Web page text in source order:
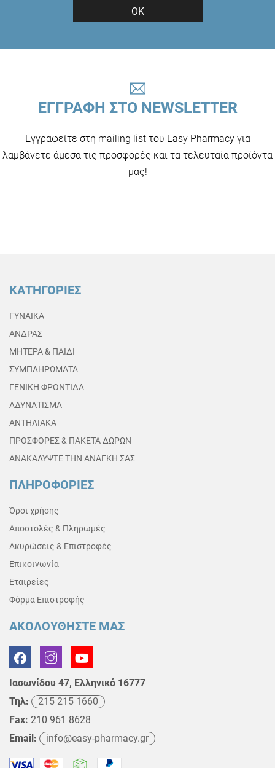
ΟΚ
ΕΓΓΡΑΦΗ ΣΤΟ NEWSLETTER
Εγγραφείτε στη mailing list του Easy Pharmacy για
λαμβάνετε άμεσα τις προσφορές και τα τελευταία προϊόντα
μας!
ΚΑΤΗΓΟΡΙΕΣ
ΓΥΝΑΙΚΑ
ΑΝΔΡΑΣ
ΜΗΤΕΡΑ & ΠΑΙΔΙ
ΣΥΜΠΛΗΡΩΜΑΤΑ
ΓΕΝΙΚΗ ΦΡΟΝΤΙΔΑ
ΑΔΥΝΑΤΙΣΜΑ
ΑΝΤΗΛΙΑΚΑ
ΠΡΟΣΦΟΡΕΣ & ΠΑΚΕΤΑ ΔΩΡΩΝ
ΑΝΑΚΑΛΥΨΤΕ ΤΗΝ ΑΝΑΓΚΗ ΣΑΣ
ΠΛΗΡΟΦΟΡΙΕΣ
Όροι χρήσης
Αποστολές & Πληρωμές
Ακυρώσεις & Επιστροφές
Επικοινωνία
Εταιρείες
Φόρμα Επιστροφής
ΑΚΟΛΟΥΘΗΣΤΕ ΜΑΣ
Ιασωνίδου 47, Ελληνικό 16777
Τηλ:
215 215 1660
Fax: 210 961 8628
Email:
info@easy-pharmacy.gr